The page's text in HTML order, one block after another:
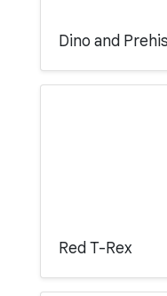
Dino and
Red T-Rex